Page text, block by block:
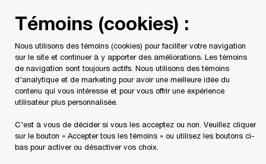
content
footer
PwC Canada Services Mandats d'insolvabilité en cours
Admin 66 Inc.
Témoins (cookies) :
Nous utilisons des témoins (cookies) pour faciliter votre navigation
sur le site et continuer à y apporter des améliorations. Les témoins
de navigation sont toujours actifs. Nous utilisons des témoins
d'analytique et de marketing pour avoir une meilleure idée du
contenu qui vous intéresse et pour vous offrir une expérience
utilisateur plus personnalisée.
C'est à vous de décider si vous les acceptez ou non. Veuillez cliquer
sur le bouton « Accepter tous les témoins » ou utilisez les boutons ci-
bas pour activer ou désactiver vos choix.